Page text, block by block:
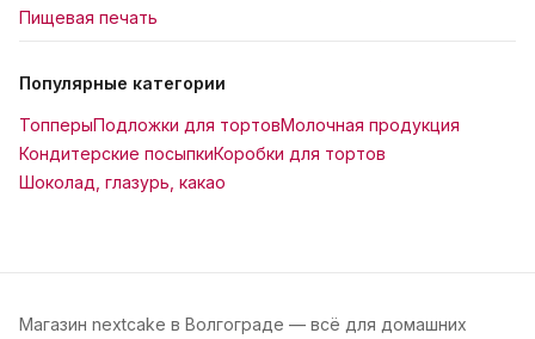
Пищевая печать
Популярные категории
ТопперыПодложки для тортовМолочная продукция
Кондитерские посыпкиКоробки для тортов
Шоколад, глазурь, какао
Магазин nextcake в Волгограде — всё для домашних